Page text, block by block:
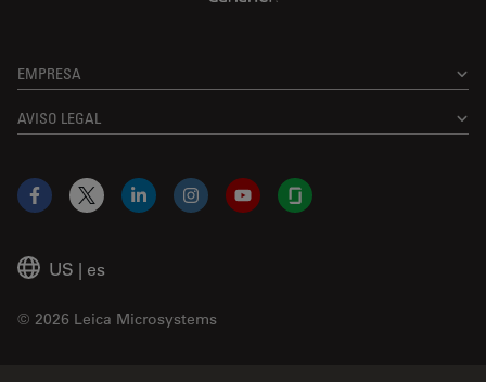
EMPRESA
AVISO LEGAL
US | es
© 2026 Leica Microsystems
Facebook
X LinkedInInstagramYouTubeGlassdoor